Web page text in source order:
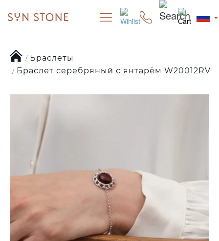
Браслеты
Браслет серебряный с янтарём W20012RV